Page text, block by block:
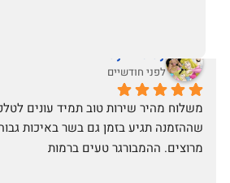
May Azulay
לפני חודשיים
מרוצים. ההמבורגר טעים ברמות